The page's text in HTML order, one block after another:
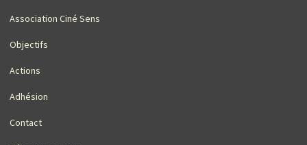
Association Ciné Sens
Objectifs
Actions
Adhésion
Contact